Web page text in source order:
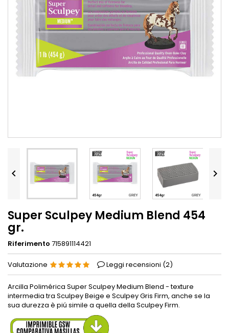
 
Super Sculpey Medium Blend 454
gr.
Riferimento 715891114421
Valutazione Leggi recensioni (2)
Arcilla Polimérica Super Sculpey Medium Blend - texture
intermedia tra Sculpey Beige e Sculpey Gris Firm, anche se la
sua durezza è piú simile a quella della Sculpey Firm.